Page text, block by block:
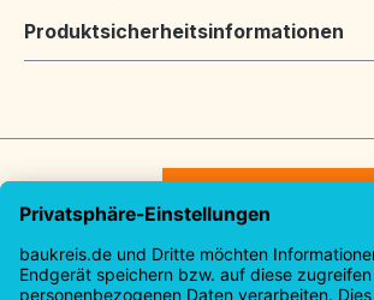
Produktsicherheitsinformationen
Service-Hotline